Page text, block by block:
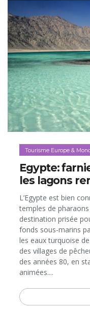
Tourisme Europe &
Egypte:
les lagons
L’Egypte est bien
temples de
destination prisée
fonds sous-marins
les eaux turquoise
des villages de
des années 80, en
animées....